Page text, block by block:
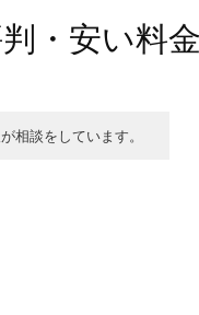
・安い料
が相談をしています。